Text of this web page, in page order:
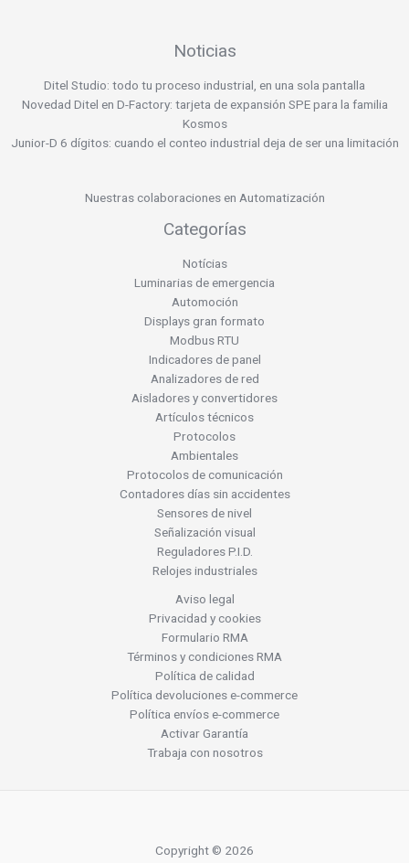
Noticias
Ditel Studio: todo tu proceso industrial, en una sola pantalla
Novedad Ditel en D-Factory: tarjeta de expansión SPE para la familia
Kosmos
Junior-D 6 dígitos: cuando el conteo industrial deja de ser una limitación
Nuestras colaboraciones en Automatización
Categorías
Notícias
Luminarias de emergencia
Automoción
Displays gran formato
Modbus RTU
Indicadores de panel
Analizadores de red
Aisladores y convertidores
Artículos técnicos
Protocolos
Ambientales
Protocolos de comunicación
Contadores días sin accidentes
Sensores de nivel
Señalización visual
Reguladores P.I.D.
Relojes industriales
Aviso legal
Privacidad y cookies
Formulario RMA
Términos y condiciones RMA
Política de calidad
Política devoluciones e-commerce
Política envíos e-commerce
Activar Garantía
Trabaja con nosotros
Copyright © 2026